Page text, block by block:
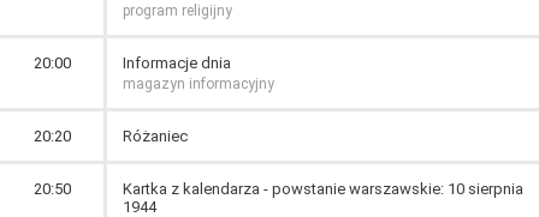
program religijny
20:00 Informacje dnia
magazyn informacyjny
20:20 Różaniec
20:50
Kartka z kalendarza - powstanie warszawskie: 10 sierpnia
1944